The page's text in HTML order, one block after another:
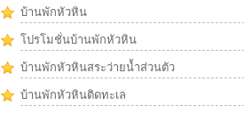
บ้านพักหัวหิน
โปรโมชั่นบ้านพักหัวหิน
บ้านพักหัวหินสระว่ายน้ำส่วนตัว
บ้านพักหัวหินติดทะเล